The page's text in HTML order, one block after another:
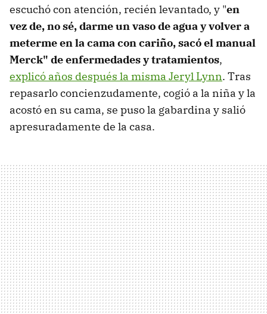
escuchó con atención, recién levantado, y "en
vez de, no sé, darme un vaso de agua y volver a
meterme en la cama con cariño, sacó el manual
Merck" de enfermedades y tratamientos,
explicó años después la misma Jeryl Lynn. Tras
repasarlo concienzudamente, cogió a la niña y la
acostó en su cama, se puso la gabardina y salió
apresuradamente de la casa.